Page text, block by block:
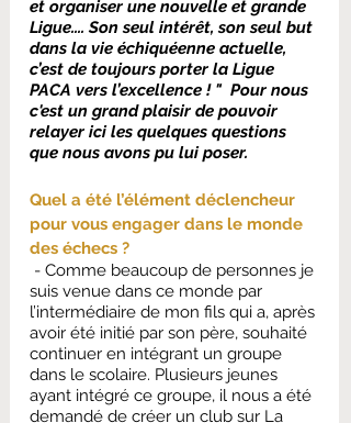
et organiser une nouvelle et grande
Ligue.... Son seul intérêt, son seul but
dans la vie échiquéenne actuelle,
c’est de toujours porter la Ligue
PACA vers l’excellence ! "  Pour nous
c'est un grand plaisir de pouvoir
relayer ici les quelques questions
que nous avons pu lui poser.
Quel a été l’élément déclencheur
pour vous engager dans le monde
des échecs ?
suis venue dans ce monde par
l’intermédiaire de mon fils qui a, après
avoir été initié par son père, souhaité
continuer en intégrant un groupe
dans le scolaire. Plusieurs jeunes
ayant intégré ce groupe, il nous a été
demandé de créer un club sur La